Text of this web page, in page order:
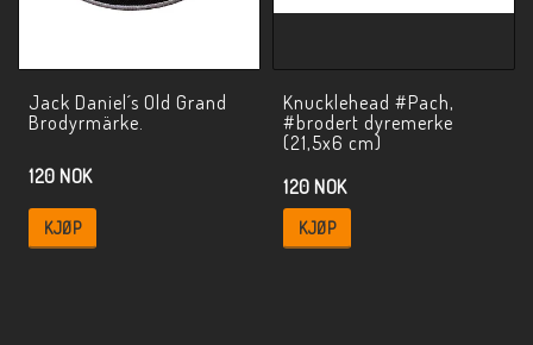
Jack Daniel´s Old Grand
Brodyrmärke.
120 NOK
KJØP
Knucklehead #Pach,
#brodert dyremerke
(21,5x6 cm)
120 NOK
KJØP